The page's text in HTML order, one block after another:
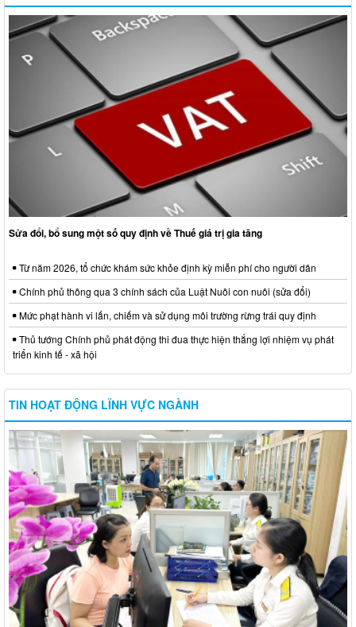
Sửa đổi, bổ sung một số quy định về Thuế giá trị gia tăng
Từ năm 2026, tổ chức khám sức khỏe định kỳ miễn phí cho người dân
Chính phủ thông qua 3 chính sách của Luật Nuôi con nuôi (sửa đổi)
Mức phạt hành vi lấn, chiếm và sử dụng môi trường rừng trái quy định
Thủ tướng Chính phủ phát động thi đua thực hiện thắng lợi nhiệm vụ phát
triển kinh tế - xã hội
TIN HOẠT ĐỘNG LĨNH VỰC NGÀNH